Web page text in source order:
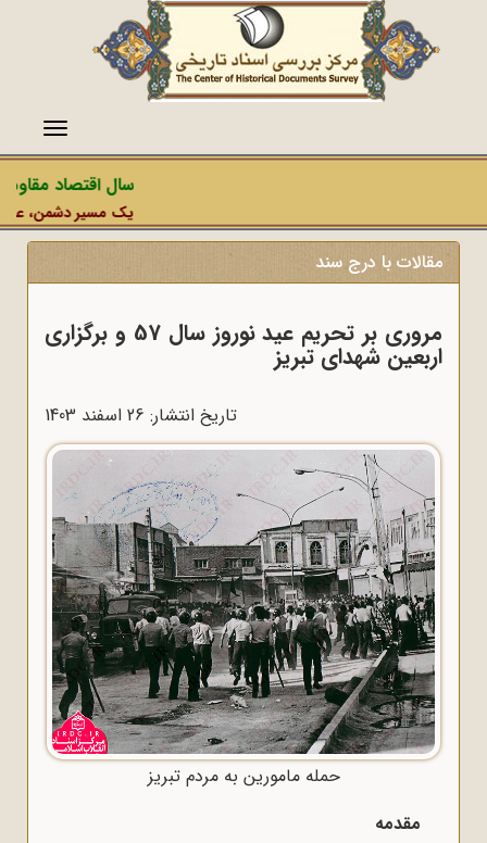
منو
سال اقتصاد
یک مسیر دشمن،
مقالات با درج سند
مروری بر تحریم عید نوروز سال 57 و برگزاری
اربعین شهدای تبریز
تاریخ انتشار: 26 اسفند 1403
حمله مامورین به مردم تبریز
مقدمه